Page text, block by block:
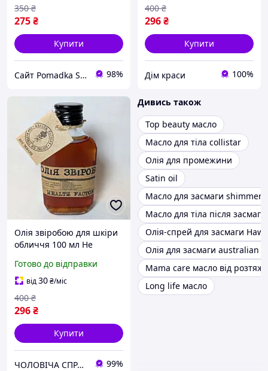
275₴
350 ₴
Купити
Сайт Pomadka Shop 98%
обличчя
296₴
400 ₴
Купити
Дім краси 100%
Олія звіробою для шкіри
обличчя 100 мл Не
екстракт квітів звіробою
для зняття подразнень
Готово до відправки
від30₴/міс
296₴
400 ₴
Купити
ЧОЛОВІЧА СПРАВА 99%
Дивись також
Top beauty масло
Масло для тіла collistar
Олія для промежини
Satin oil
Масло для засмаги shimmer
Масло для тіла після засмаги
Олія-спрей для засмаги
Олія для засмаги australian
Mama care масло від
Long life масло